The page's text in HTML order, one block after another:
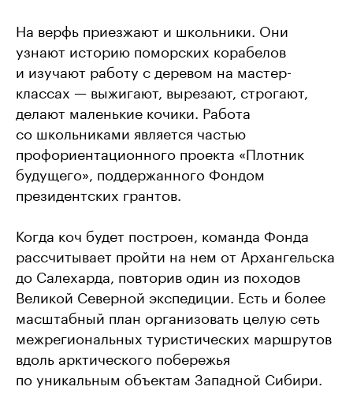
На верфь приезжают и школьники. Они
узнают историю поморских корабелов
и изучают работу с деревом на мастер-
классах — выжигают, вырезают, строгают,
делают маленькие кочики. Работа
со школьниками является частью
профориентационного проекта «Плотник
будущего», поддержанного Фондом
президентских грантов.
Когда коч будет построен, команда Фонда
рассчитывает пройти на нем от Архангельска
до Салехарда, повторив один из походов
Великой Северной экспедиции. Есть и более
масштабный план организовать целую сеть
межрегиональных туристических маршрутов
вдоль арктического побережья
по уникальным объектам Западной Сибири.